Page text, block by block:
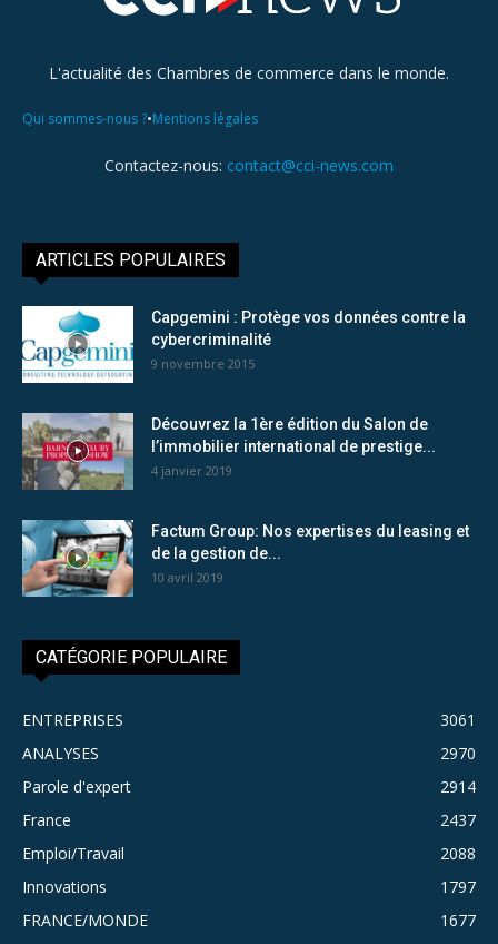
L'actualité des Chambres de commerce dans le monde.
Qui sommes-nous ?•Mentions légales
Contactez-nous: contact@cci-news.com
ARTICLES POPULAIRES
Capgemini : Protège vos données contre la
cybercriminalité
9 novembre 2015
Découvrez la 1ère édition du Salon de
l’immobilier international de prestige...
4 janvier 2019
Factum Group: Nos expertises du leasing et
de la gestion de...
10 avril 2019
CATÉGORIE POPULAIRE
ENTREPRISES
3061
ANALYSES
2970
Parole d'expert
2914
France
2437
Emploi/Travail
2088
Innovations
1797
FRANCE/MONDE
1677